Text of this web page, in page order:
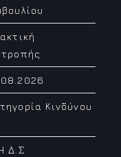
Κινδύνου
Δ.Σ